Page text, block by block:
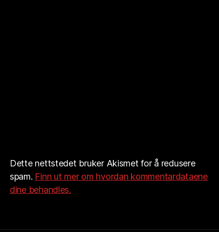
Dette nettstedet bruker Akismet for å redusere
spam. Finn ut mer om hvordan kommentardataene
dine behandles.